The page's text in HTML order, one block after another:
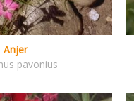
Anjer
pavonius